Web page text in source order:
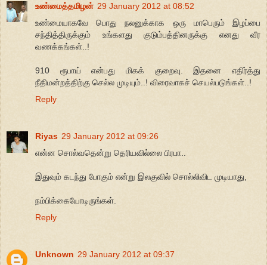
உண்மைத்தமிழன் 29 January 2012 at 08:52
உண்மையாகவே பொது நலனுக்காக ஒரு மாபெரும் இழப்பை
சந்தித்திருக்கும் உங்களது குடும்பத்தினருக்கு எனது வீர
வணக்கங்கள்..!
910 ரூபாய் என்பது மிகக் குறைவு. இதனை எதிர்த்து
நீதிமன்றத்திற்கு செல்ல முடியும்..! விரைவாகச் செயல்படுங்கள்..!
Reply
Riyas 29 January 2012 at 09:26
என்ன சொல்வதென்று தெரியவில்லை பிரபா..
இதுவும் கடந்து போகும் என்று இலகுவில் சொல்லிவிட முடியாது,
நம்பிக்கையோடிருங்கள்.
Reply
Unknown 29 January 2012 at 09:37